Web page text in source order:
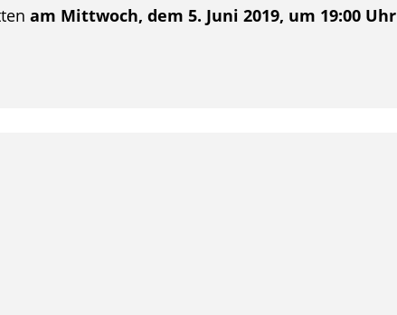
am Mittwoch, dem 5. Juni 2019, um 19:00 Uhr